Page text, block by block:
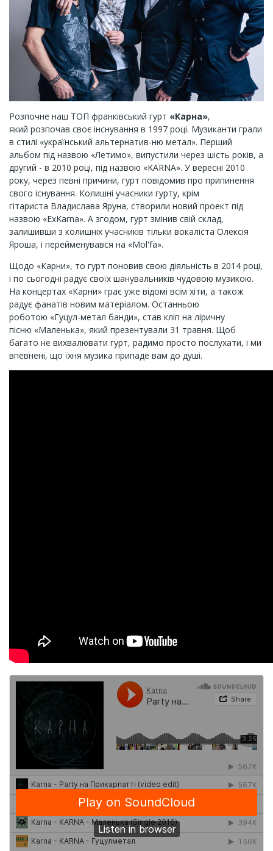
Розпочне наш ТОП франківський гурт «Карна»,
який розпочав своє інснування в 1997 році. Музиканти грали
в стилі «український альтернатив-ню метал». Перший
альбом під назвою «Летимо», випустили через шість років, а
другий - в 2010 році, під назвою «KARNA». У вересні 2010
року, через певні причини, гурт повідомив про припинення
свого існування. Колишні учасники гурту, крім
гітариста Владислава Яруна, створили новий проект під
назвою «ExKarna». А згодом, гурт змінив свій склад,
залишивши з колишніх учасників тільки вокаліста Олексія
Яроша, і перейменувався на «Mol'fa».
Щодо «Карни», то гурт поновив свою діяльність в 2014 році,
і по сьогодні радує своїх шанувальників чудовою музикою.
На концертах «Карни» грає уже відомі всім хіти, а також
радує фанатів новим матеріалом. Останньою
роботою «Гуцул-метал банди», став кліп на ліричну
пісню «Маленька», який презентували 31 травня. Щоб
багато не вихвалювати гурт, радимо просто послухати, і ми
впевнені, що їхня музика припаде вам до душі.